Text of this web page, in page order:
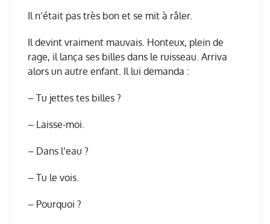
Il n’était pas très bon et se mit à râler.
Il devint vraiment mauvais. Honteux, plein de
rage, il lança ses billes dans le ruisseau. Arriva
alors un autre enfant. Il lui demanda :
– Tu jettes tes billes ?
– Laisse-moi.
– Dans l’eau ?
– Tu le vois.
– Pourquoi ?